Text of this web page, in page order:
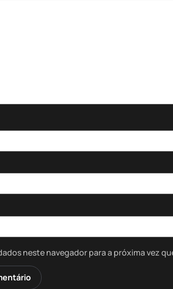
neste navegador para a próxima vez